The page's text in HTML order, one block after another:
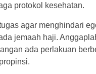
protokol kesehatan.
agar menghindari
jemaah haji.
ada perlakuan